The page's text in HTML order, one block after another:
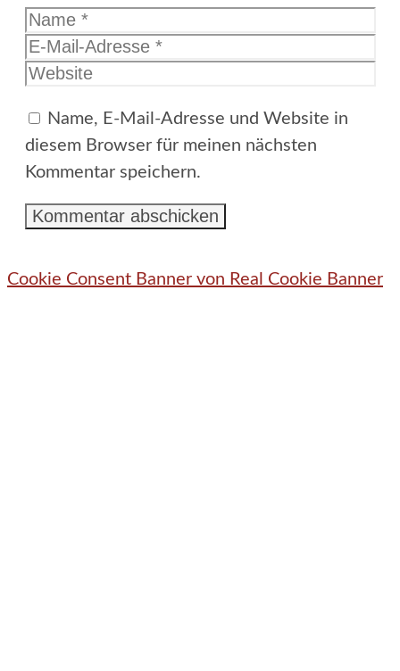
Name
E-
Mail-
Website
Name, E-Mail-Adresse und Website in
diesem Browser für meinen nächsten
Kommentar speichern.
Cookie Consent Banner von Real Cookie Banner